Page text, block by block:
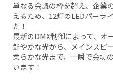
単なる会議の枠を超え、企業
えるため、12灯のLEDパーラ
た！
最新のDMX制御によって、オ
鮮やかな光から、メインスピ
柔らかな光まで、一瞬で会場
います！